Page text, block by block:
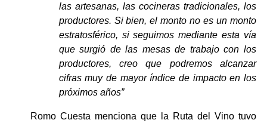
las artesanas, las cocineras tradicionales, los
productores. Si bien, el monto no es un monto
estratosférico, si seguimos mediante esta vía
que surgió de las mesas de trabajo con los
productores, creo que podremos alcanzar
cifras muy de mayor índice de impacto en los
próximos años”
Romo Cuesta menciona que la Ruta del Vino tuvo